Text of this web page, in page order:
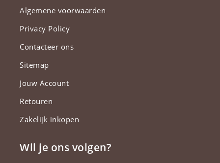
Algemene voorwaarden
Privacy Policy
Contacteer ons
Sitemap
Jouw Account
Retouren
Zakelijk inkopen
Wil je ons volgen?